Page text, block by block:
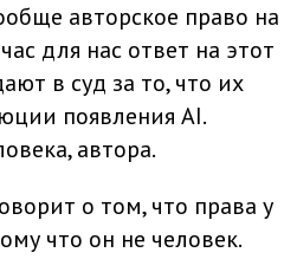
авторское право на
для нас ответ на этот
в суд за то, что их
появления AI.
автора.
о том, что права у
что он не человек.